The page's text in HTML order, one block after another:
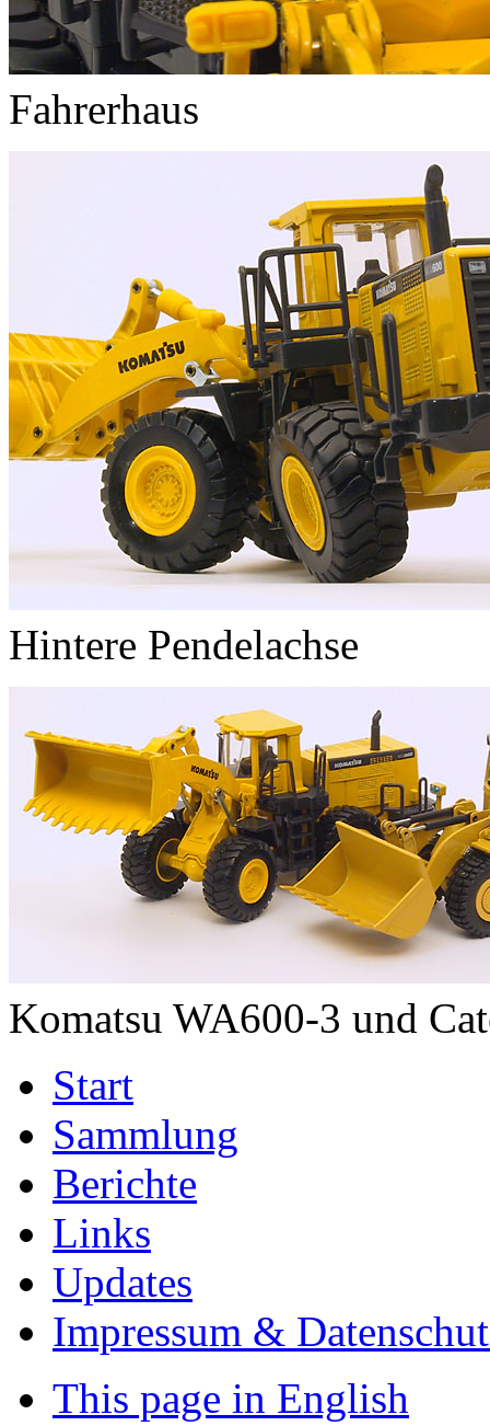
Fahrerhaus
Hintere Pendelachse
Komatsu WA600-3 und
Start
Sammlung
Berichte
Links
Updates
Impressum &
This page in English